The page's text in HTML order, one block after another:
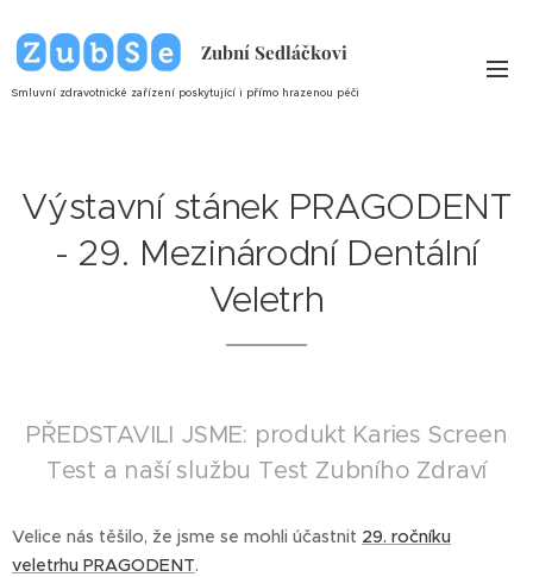
Zubní Sedláčkovi
Smluvní zdravotnické zařízení poskytující i přímo hrazenou péči
Výstavní stánek PRAGODENT
- 29. Mezinárodní Dentální
Veletrh
PŘEDSTAVILI JSME: produkt Karies Screen
Test a naší službu Test Zubního Zdraví
Velice nás těšilo, že jsme se mohli účastnit 29. ročníku
veletrhu PRAGODENT.